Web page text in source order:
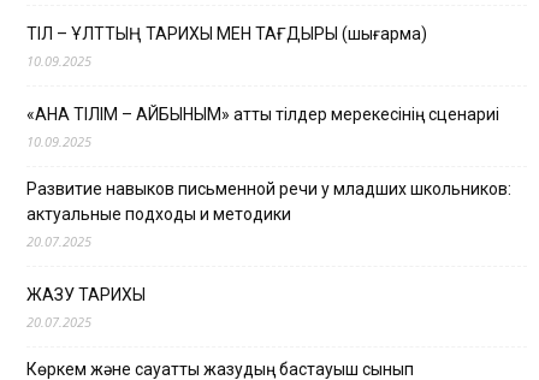
ТІЛ – ҰЛТТЫҢ ТАРИХЫ МЕН ТАҒДЫРЫ (шығарма)
10.09.2025
«АНА ТІЛІМ – АЙБЫНЫМ» атты тілдер мерекесінің сценариі
10.09.2025
Развитие навыков письменной речи у младших школьников:
актуальные подходы и методики
20.07.2025
ЖАЗУ ТАРИХЫ
20.07.2025
Көркем және сауатты жазудың бастауыш сынып